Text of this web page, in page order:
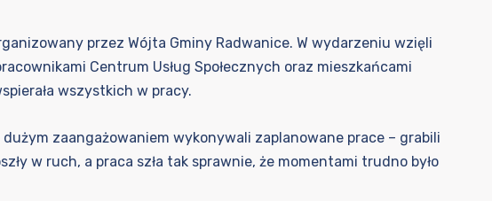
przez Wójta Gminy Radwanice. W wydarzeniu wzięli
Centrum Usług Społecznych oraz mieszkańcami
wszystkich w pracy.
zaangażowaniem wykonywali zaplanowane prace – grabili
w ruch, a praca szła tak sprawnie, że momentami trudno było